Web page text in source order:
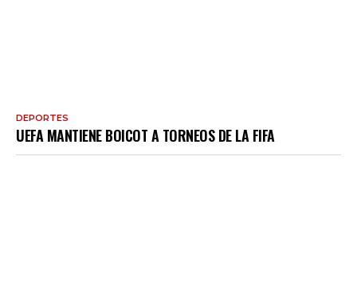
DEPORTES
UEFA MANTIENE BOICOT A TORNEOS DE LA FIFA